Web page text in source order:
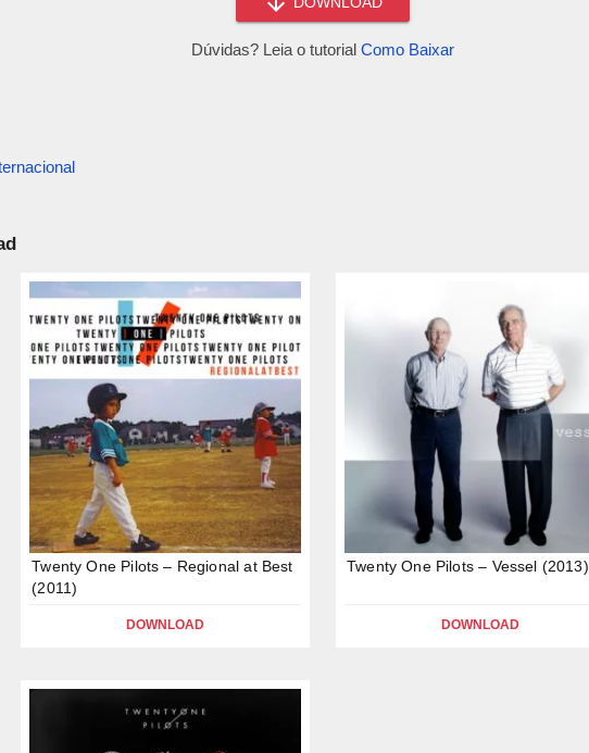
Dúvidas? Leia o tutorial Como Baixar
Twenty One Pilots – Regional at Best
(2011)
DOWNLOAD
Twenty One Pilots – Vessel (2013)
DOWNLOAD